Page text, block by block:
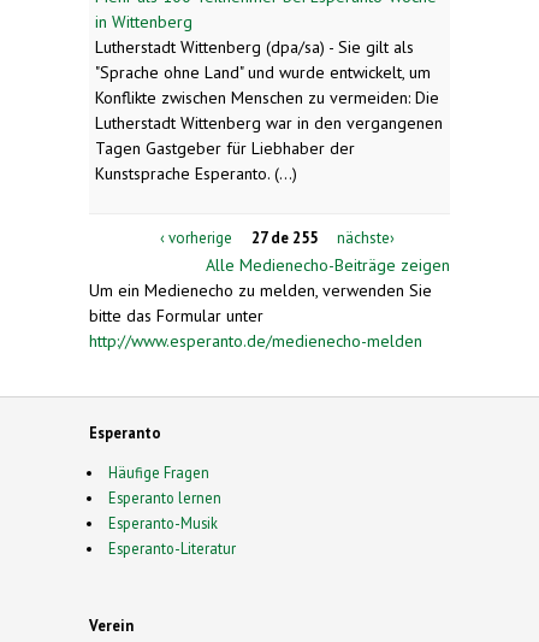
in Wittenberg
Lutherstadt Wittenberg (dpa/sa) - Sie gilt als
"Sprache ohne Land" und wurde entwickelt, um
Konflikte zwischen Menschen zu vermeiden: Die
Lutherstadt Wittenberg war in den vergangenen
Tagen Gastgeber für Liebhaber der
Kunstsprache Esperanto. (...)
‹ vorherige 27 de 255 nächste›
Alle Medienecho-Beiträge zeigen
Um ein Medienecho zu melden, verwenden Sie
bitte das Formular unter
http://www.esperanto.de/medienecho-melden
Esperanto
Häufige Fragen
Esperanto lernen
Esperanto-Musik
Esperanto-Literatur
Verein